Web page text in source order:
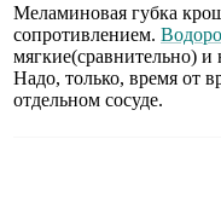
Меламиновая губка
сопротивлением.
мягкие(сравнительно) и
Надо, только, время от
отдельном сосуде.